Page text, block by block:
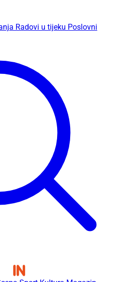
Radovi u tijeku Poslovni